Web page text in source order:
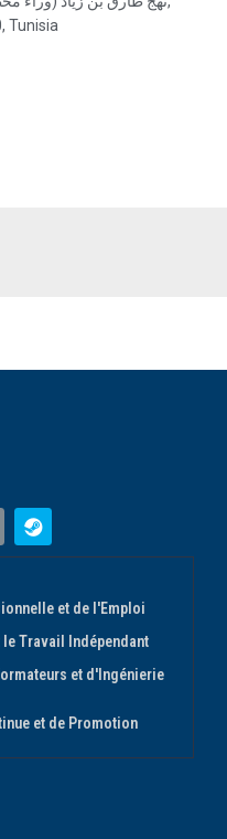
Tunisia
et de l'Emploi
le Travail Indépendant
et d'Ingénierie
et de Promotion